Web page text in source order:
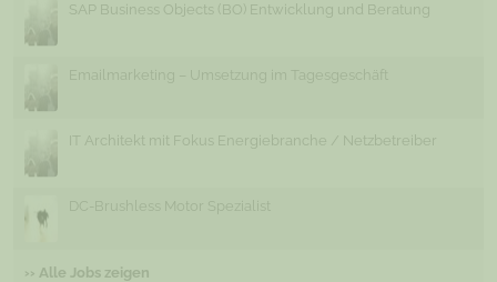
SAP Business Objects (BO) Entwicklung und Beratung
Emailmarketing – Umsetzung im Tagesgeschäft
IT Architekt mit Fokus Energiebranche / Netzbetreiber
DC-Brushless Motor Spezialist
›› Alle Jobs zeigen